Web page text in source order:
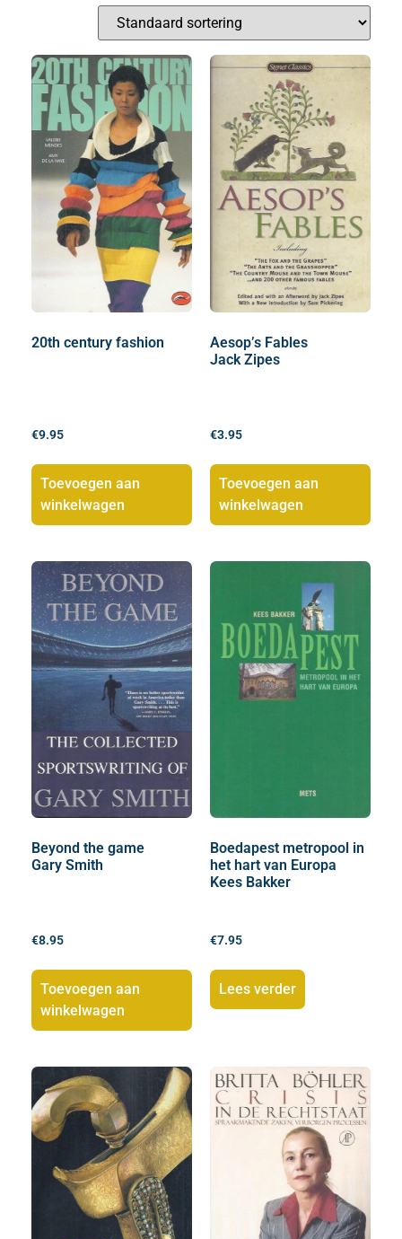
20th century fashion
€9.95
Toevoegen aan
winkelwagen
Aesop’s Fables
Jack Zipes
€3.95
Toevoegen aan
winkelwagen
Beyond the game
Gary Smith
€8.95
Toevoegen aan
winkelwagen
Boedapest metropool in
het hart van Europa
Kees Bakker
€7.95
Lees verder